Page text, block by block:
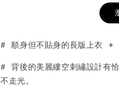
NT$ 190
NT$ 450
- +
# 順身但不貼身的長版上衣 +
# 背後的美麗縷空刺繡設計有
不走光。